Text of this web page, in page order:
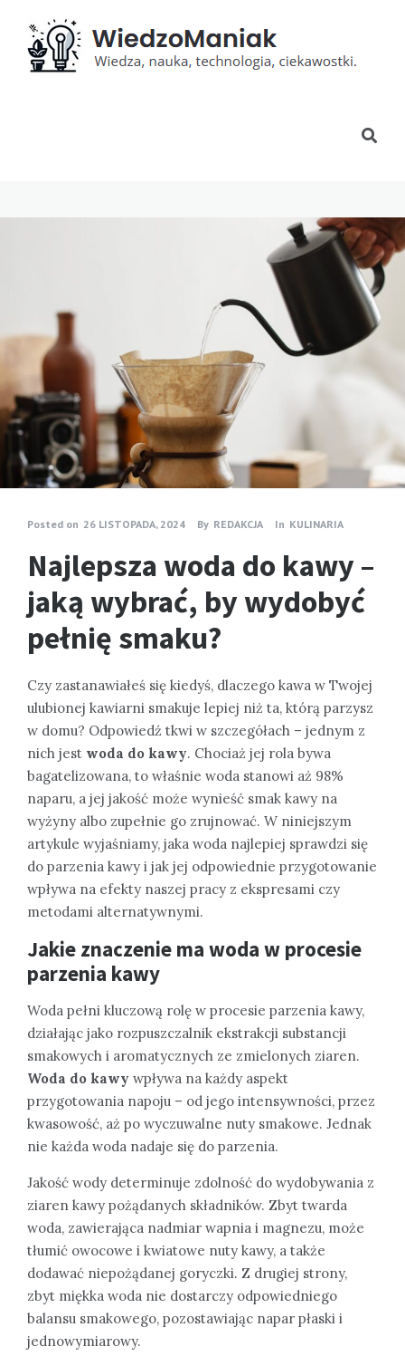
Posted on 26 LISTOPADA, 2024 By REDAKCJA In KULINARIA
Najlepsza woda do kawy –
jaką wybrać, by wydobyć
pełnię smaku?
Czy zastanawiałeś się kiedyś, dlaczego kawa w Twojej
ulubionej kawiarni smakuje lepiej niż ta, którą parzysz
w domu? Odpowiedź tkwi w szczegółach – jednym z
nich jest woda do kawy. Chociaż jej rola bywa
bagatelizowana, to właśnie woda stanowi aż 98%
naparu, a jej jakość może wynieść smak kawy na
wyżyny albo zupełnie go zrujnować. W niniejszym
artykule wyjaśniamy, jaka woda najlepiej sprawdzi się
do parzenia kawy i jak jej odpowiednie przygotowanie
wpływa na efekty naszej pracy z ekspresami czy
metodami alternatywnymi.
Jakie znaczenie ma woda w procesie
parzenia kawy
Woda pełni kluczową rolę w procesie parzenia kawy,
działając jako rozpuszczalnik ekstrakcji substancji
smakowych i aromatycznych ze zmielonych ziaren.
Woda do kawy wpływa na każdy aspekt
przygotowania napoju – od jego intensywności, przez
kwasowość, aż po wyczuwalne nuty smakowe. Jednak
nie każda woda nadaje się do parzenia.
Jakość wody determinuje zdolność do wydobywania z
ziaren kawy pożądanych składników. Zbyt twarda
woda, zawierająca nadmiar wapnia i magnezu, może
tłumić owocowe i kwiatowe nuty kawy, a także
dodawać niepożądanej goryczki. Z drugiej strony,
zbyt miękka woda nie dostarczy odpowiedniego
balansu smakowego, pozostawiając napar płaski i
jednowymiarowy.